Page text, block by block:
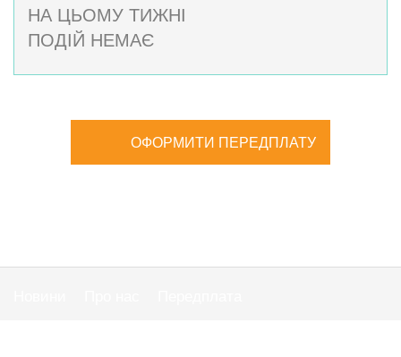
НА ЦЬОМУ ТИЖНІ
ПОДІЙ НЕМАЄ
ОФОРМИТИ ПЕРЕДПЛАТУ